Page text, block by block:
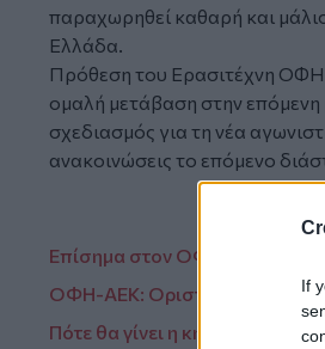
If
παραχωρηθεί καθαρή και
Ελλάδα.
Πρόθεση του Ερασιτέχνη ΟΦΗ,
ομαλή μετάβαση στην επόμενη
σχεδιασμός για τη νέα
ανακοινώσεις το επόμενο
Επίσημα στον ΟΦΗ οι
ΟΦΗ-ΑΕΚ: Οριστικοποιήθηκε
Πότε θα γίνει η κηδεία του